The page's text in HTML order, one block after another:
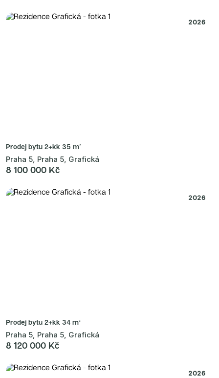
2026
Prodej bytu 2+kk 35 m²
Praha 5, Praha 5, Grafická
8 100 000 Kč
2026
Prodej bytu 2+kk 34 m²
Praha 5, Praha 5, Grafická
8 120 000 Kč
2026